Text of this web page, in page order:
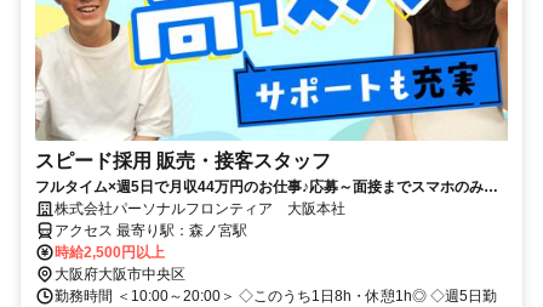
スピード採用 販売・接客スタッフ
フルタイム×週5日で月収44万円のお仕事♪応募～面接までスマホのみで
完結！履歴書不要◎
株式会社パーソナルフロンティア 大阪本社
アクセス 最寄り駅：森ノ宮駅
時給2,500円以上
大阪府大阪市中央区
勤務時間 ＜10:00～20:00＞ ◇このうち1日8h・休憩1h◎ ◇週5日勤